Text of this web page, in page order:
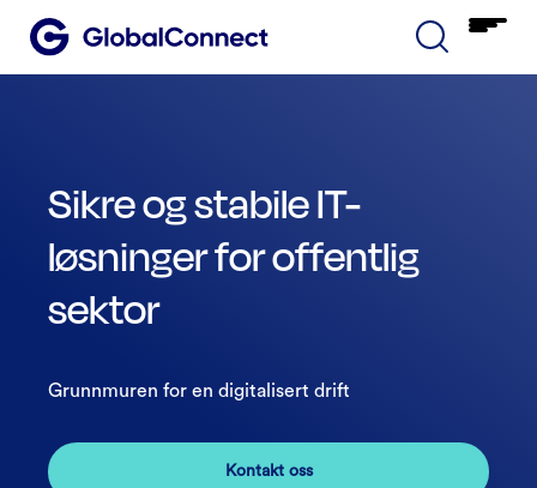
Sikre og stabile IT-
løsninger for offentlig
sektor
Grunnmuren for en digitalisert drift
Kontakt oss